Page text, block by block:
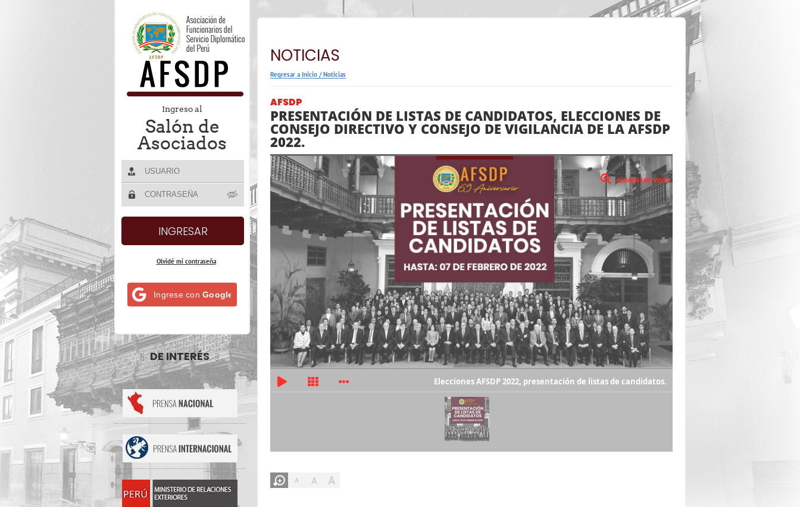
Ingreso al
Salón de
Asociados
Olvidé mi contraseña
Ingrese con Google
DE INTERÉS
NOTICIAS
Regresar a Inicio /Noticias
AFSDP
PRESENTACIÓN DE LISTAS DE CANDIDATOS, ELECCIONES DE
CONSEJO DIRECTIVO Y CONSEJO DE VIGILANCIA DE LA AFSDP
2022.
Elecciones AFSDP 2022, presentación de listas de candidatos.
A A A